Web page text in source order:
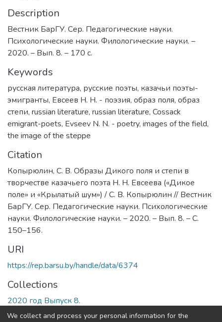
Description
Вестник БарГУ. Сер. Педагогические науки.
Психологические науки. Филологические науки. –
2020. – Вып. 8. – 170 с.
Keywords
русская литература, русские поэты, казачьи поэты-
эмигранты, Евсеев Н. Н. - поэзия, образ поля, образ
степи, russian literature, russian literature, Cossack
emigrant-poets, Evseev N. N. - poetry, images of the field,
the image of the steppe
Citation
Копырюлин, С. В. Образы Дикого поля и степи в
творчестве казачьего поэта Н. Н. Евсеева («Дикое
поле» и «Крылатый шум») / С. В. Копырюлин // Вестник
БарГУ. Сер. Педагогические науки. Психологические
науки. Филологические науки. – 2020. – Вып. 8. – С.
150–156.
URI
https://rep.barsu.by/handle/data/6374
Collections
2020 год Выпуск 8.
We collect and process your personal information for the